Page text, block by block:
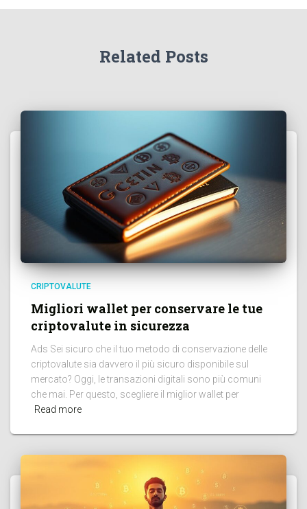
Related Posts
CRIPTOVALUTE
Migliori wallet per conservare le tue
criptovalute in sicurezza
Ads Sei sicuro che il tuo metodo di conservazione delle
criptovalute sia davvero il più sicuro disponibile sul
mercato? Oggi, le transazioni digitali sono più comuni
che mai. Per questo, scegliere il miglior wallet per
Read more